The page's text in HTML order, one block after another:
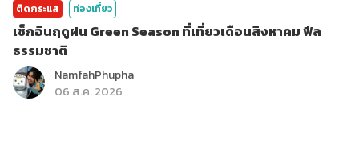
ติดกระแส ท่องเที่ยว
เช็กอินฤดูฝน Green Season ที่เที่ยวเดือนสิงหาคม ฟีล
ธรรมชาติ
NamfahPhupha
06 ส.ค. 2026